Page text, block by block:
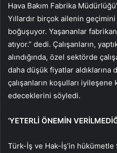
Hava Bakım Fabrika
Yıllardır birçok ailenin geçimini
boğuşuyor. Yaşananlar
atıyor.” dedi. Çalışanların,
alındığında, özel sektörde
daha düşük fiyatlar aldıklarına
çalışanların koşulları
edeceklerini söyledi.
‘YETERLİ ÖNEMİN
Türk-İş ve Hak-İş’in hükümetle